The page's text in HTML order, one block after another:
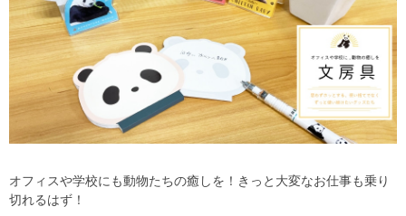
オフィスや学校にも動物たちの癒しを！きっと大変なお仕事も乗り
切れるはず！